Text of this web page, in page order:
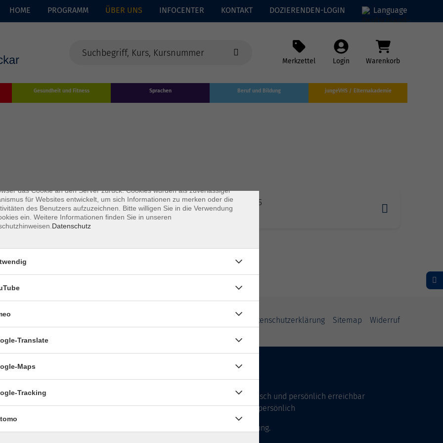
HOME PROGRAMM ÜBER UNS INFOCENTER KONTAKT DOZIERENDEN-LOGIN Language
Merkzettel Login Warenkorb
Gesundheit und Fitness Sprachen Beruf und Bildung jungeVHS / Elternakademie
Mo. 02.11.2026 19:45
Datenschutzerklärung Sitemap Widerruf
Öffnungszeiten:
9–12.30 Uhr telefonisch und persönlich erreichbar
Mo–Do nachmittags:13.30–17 Uhr nur persönlich
Termine für Beratung nach Vereinbarung.
das Cookie an den Server zurück. Cookies wurden als zuverlässiger
für Websites entwickelt, um sich Informationen zu merken oder die
des Benutzers aufzuzeichnen. Bitte willigen Sie in die Verwendung
ein. Weitere Informationen finden Sie in unseren
Datenschutz
Translate
Maps
Tracking